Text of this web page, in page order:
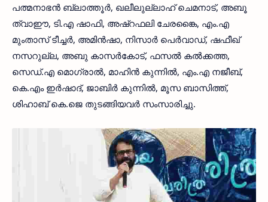
പത്മനാഭന്‍ ബ്ലാത്തൂര്‍, ഖലീലുല്ലാഹ് ചെമനാട്, അബൂ
ത്വാഈ, ടി.എ ഷാഫി, അഷ്‌റഫലി ചേരങ്കൈ, എം.എ
മുംതാസ് ടീച്ചര്‍, അമിന്‍ഷാ, നിസാര്‍ പെര്‍വാഡ്, ഷഫീഖ്
നസറുല്ല, അബു കാസര്‍കോട്, ഫസല്‍ കല്‍ക്കത്ത,
സെഡ്.എ മൊഗ്രാല്‍, മാഹിന്‍ കുന്നില്‍, എം.എ നജീബ്,
കെ.എം ഇര്‍ഷാദ്, ജാബിര്‍ കുന്നില്‍, മൂസ ബാസിത്ത്,
ശിഹാബ് കെ.ജെ തുടങ്ങിയവര്‍ സംസാരിച്ചു.